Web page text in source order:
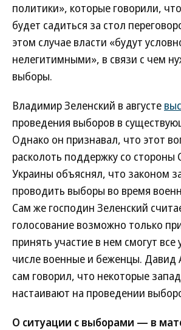
политики», которые говорили,
будет садиться за стол
этом случае власти «будут
нелегитимными», в связи с чем
выборы.
Владимир Зеленский в августе
проведения выборов в
Однако он признавал, что этот
расколоть поддержку со
Украины объяснял, что законом
проводить выборы во время
Сам же господин Зеленский
голосование возможно только
принять участие в нем смогут
числе военные и беженцы. Давид
сам говорил, что некоторые
настаивают на проведении
О ситуации с выборами — в